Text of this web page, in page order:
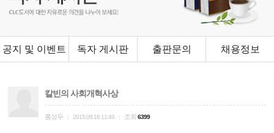
공지 및 이벤트 독자 게시판 출판문의 채용정보
칼빈의 사회개혁사상
홍성두 2015.08.16 11:49 조회 6399